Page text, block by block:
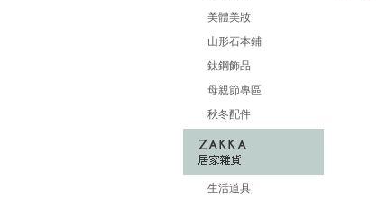
美體美妝
山形石本鋪
鈦鋼飾品
母親節專區
秋冬配件
生活道具